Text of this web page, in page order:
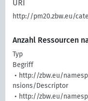
URI
http://pm20.zbw.eu/
Anzahl Ressourcen
Typ
Begriff
• http://zbw.eu/
nsions/Descriptor
• http://zbw.eu/